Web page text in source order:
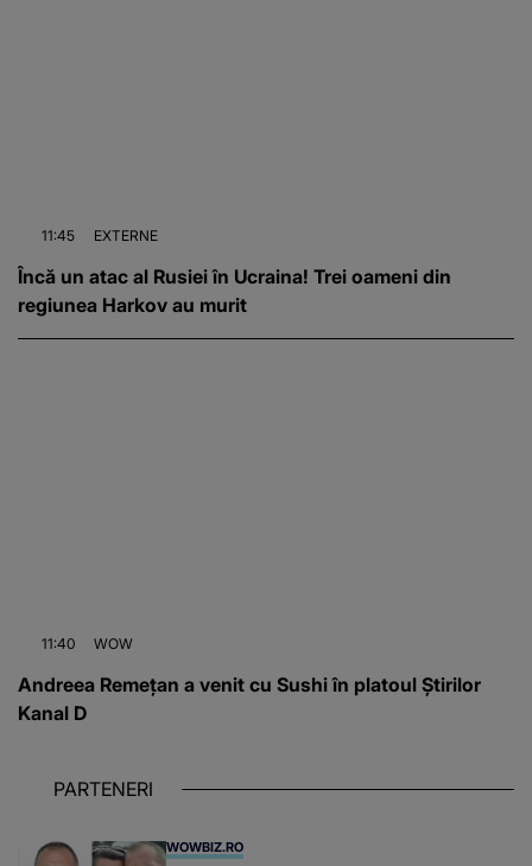
11:45 EXTERNE
Încă un atac al Rusiei în Ucraina! Trei oameni din
regiunea Harkov au murit
11:40 WOW
Andreea Remețan a venit cu Sushi în platoul Știrilor
Kanal D
PARTENERI
WOWBIZ.RO